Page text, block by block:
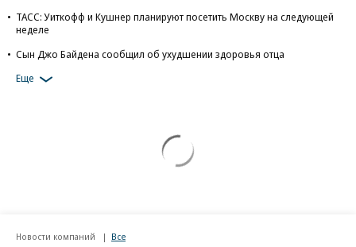
ТАСС: Уиткофф и Кушнер планируют посетить Москву на следующей
неделе
Сын Джо Байдена сообщил об ухудшении здоровья отца
Еще
Новости компаний Все